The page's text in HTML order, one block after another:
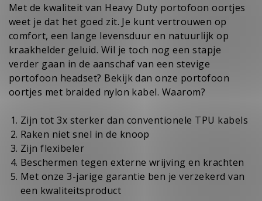
Met de kwaliteit van Heavy Duty portofoon oortjes
weet je dat het goed zit. Je kunt vertrouwen op
comfort, een lange levensduur en natuurlijk op
kraakhelder geluid. Wil je toch nog een stapje
verder gaan in de aanschaf van een stevige
portofoon headset? Bekijk dan onze portofoon
oortjes met braided nylon kabel. Waarom?
Zijn tot 3x sterker dan conventionele TPU kabels
Raken niet snel in de knoop
Zijn flexibeler
Beschermen tegen externe wrijving en krachten
Met onze 3-jarige garantie ben je verzekerd van
een kwaliteitsproduct